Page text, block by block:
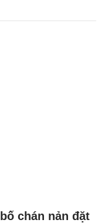
chán nản đặt